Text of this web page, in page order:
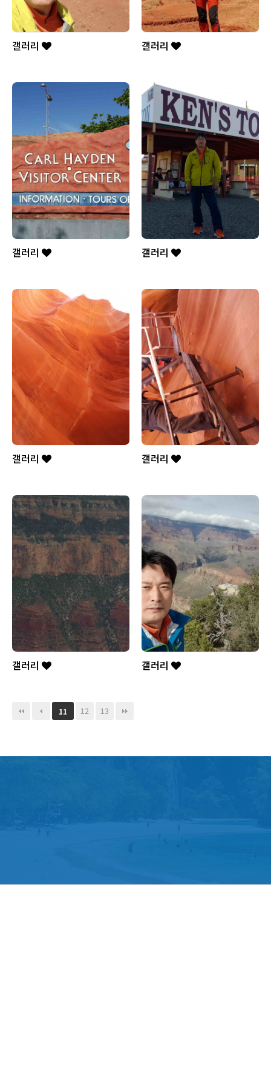
갤러리 갤러리
갤러리 갤러리
갤러리 갤러리
갤러리 갤러리
11 12 13